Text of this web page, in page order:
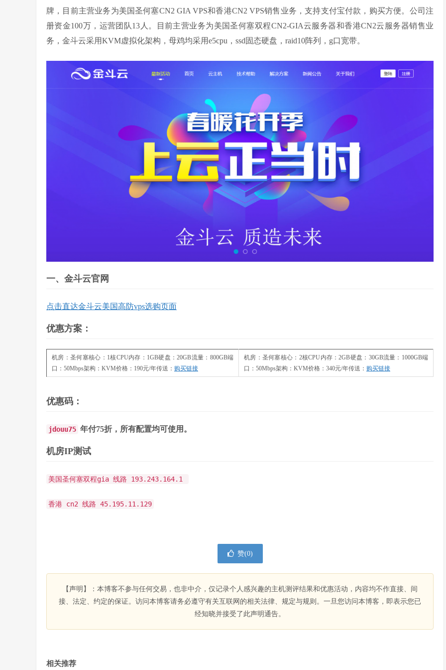
牌，目前主营业务为美国圣何塞CN2 GIA VPS和香港CN2 VPS销售业务，支持支付宝付款，购买方便。公司注
册资金100万，运营团队13人。目前主营业务为美国圣何塞双程CN2-GIA云服务器和香港CN2云服务器销售业
务，金斗云采用KVM虚拟化架构，母鸡均采用e5cpu，ssd固态硬盘，raid10阵列，g口宽带。
一、金斗云官网
点击直达金斗云美国高防vps选购页面
优惠方案：
机房：圣何塞核心：1核CPU内存：1GB硬盘：20GB流量：800GB端
口：50Mbps架构：KVM价格：190元/年传送： 购买链接
机房：圣何塞核心：2核CPU内存：2GB硬盘：30GB流量：1000GB端
口：50Mbps架构：KVM价格：340元/年传送： 购买链接
优惠码：
jdouu75 年付75折，所有配置均可使用。
机房IP测试
美国圣何塞双程gia 线路 193.243.164.1
香港 cn2 线路 45.195.11.129
赞(0)
【声明】：本博客不参与任何交易，也非中介，仅记录个人感兴趣的主机测评结果和优惠活动，内容均不作直接、间
接、法定、约定的保证。访问本博客请务必遵守有关互联网的相关法律、规定与规则。一旦您访问本博客，即表示您已
经知晓并接受了此声明通告。
相关推荐